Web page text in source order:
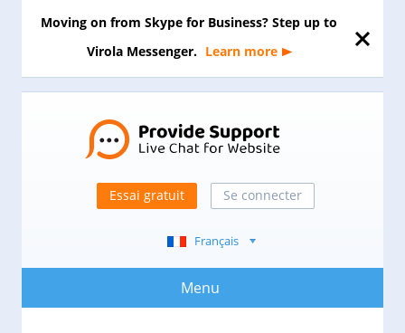
Moving on from Skype for Business? Step up to
Virola Messenger. Learn more
Essai gratuit Se connecter
Français
Menu